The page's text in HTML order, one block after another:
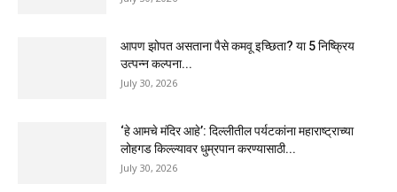
आपण झोपत असताना पैसे कमवू इच्छिता? या 5 निष्क्रिय
उत्पन्न कल्पना...
July 30, 2026
‘हे आमचे मंदिर आहे’: दिल्लीतील पर्यटकांना महाराष्ट्राच्या
लोहगड किल्ल्यावर धुम्रपान करण्यासाठी...
July 30, 2026